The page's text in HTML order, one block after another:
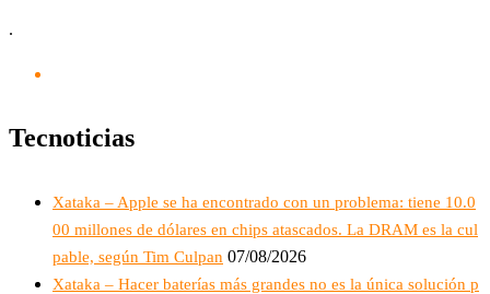
.
Tecnoticias
Xataka – Apple se ha encontrado con un problema: tiene 10.0
00 millones de dólares en chips atascados. La DRAM es la cul
pable, según Tim Culpan 07/08/2026
Xataka – Hacer baterías más grandes no es la única solución p